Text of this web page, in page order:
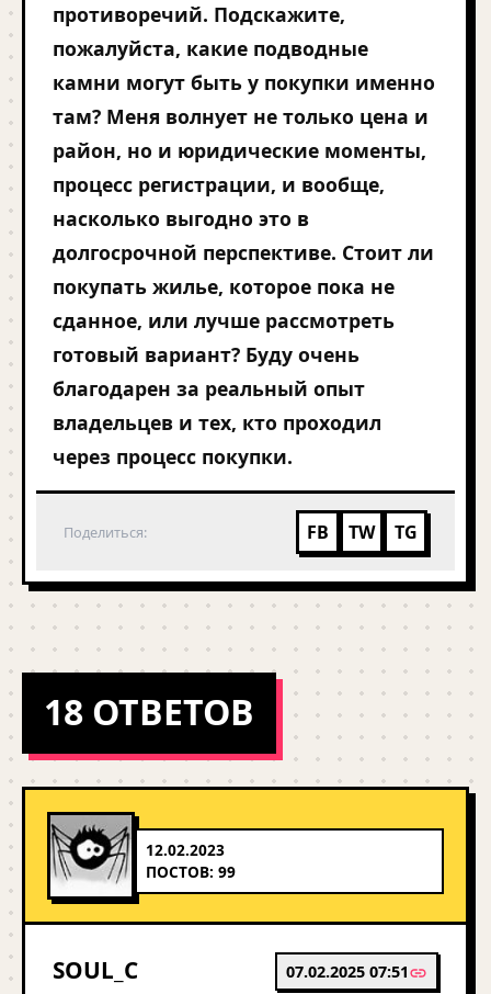
противоречий. Подскажите,
пожалуйста, какие подводные
камни могут быть у покупки именно
там? Меня волнует не только цена и
район, но и юридические моменты,
процесс регистрации, и вообще,
насколько выгодно это в
долгосрочной перспективе. Стоит ли
покупать жилье, которое пока не
сданное, или лучше рассмотреть
готовый вариант? Буду очень
благодарен за реальный опыт
владельцев и тех, кто проходил
через процесс покупки.
Поделиться: FB TW TG
18 ОТВЕТОВ
12.02.2023
ПОСТОВ: 99
SOUL_C 07.02.2025 07:51